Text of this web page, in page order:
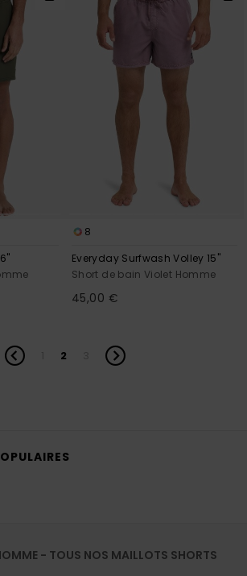
8
Everyday Surfwash Volley 15"
Short de bain Violet Homme
45,00 €
2
- TOUS NOS MAILLOTS SHORTS